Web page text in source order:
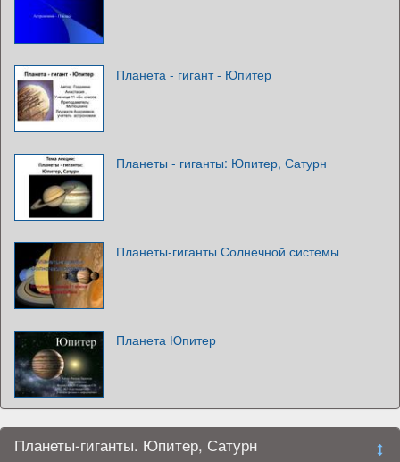
Планета - гигант - Юпитер
Планеты - гиганты: Юпитер, Сатурн
Планеты-гиганты Солнечной системы
Планета Юпитер
Планеты-гиганты. Юпитер, Сатурн